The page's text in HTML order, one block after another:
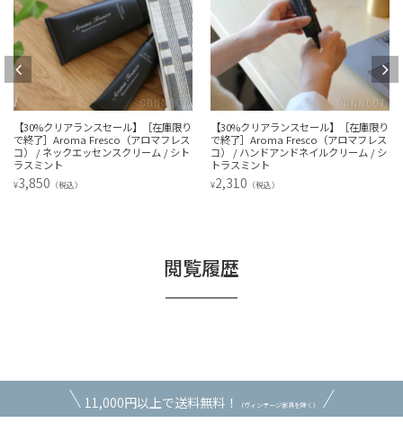
【30%クリアランスセール】［在庫限り
で終了］Aroma Fresco（アロマフレス
コ） / ネックエッセンスクリーム / シト
ラスミント
¥3,850 （税込）
【30%クリアランスセール】［在庫限り
で終了］Aroma Fresco（アロマフレス
コ） / ハンドアンドネイルクリーム / シ
トラスミント
¥2,310 （税込）
閲覧履歴
11,000円以上で送料無料！ （ヴィンテージ家具を除く）